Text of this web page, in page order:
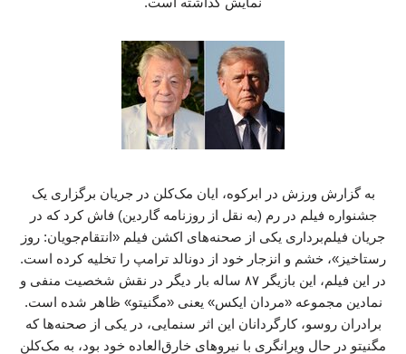
به گزارش ورزش در ابرکوه، ایان مک‌کلن در جریان برگزاری یک
جشنواره فیلم در رم (به نقل از روزنامه گاردین) فاش کرد که در
جریان فیلم‌برداری یکی از صحنه‌های اکشن فیلم «انتقام‌جویان: روز
رستاخیز»، خشم و انزجار خود از دونالد ترامپ را تخلیه کرده است.
در این فیلم، این بازیگر ۸۷ ساله بار دیگر در نقش شخصیت منفی و
نمادین مجموعه «مردان ایکس» یعنی «مگنیتو» ظاهر شده است.
برادران روسو، کارگردانان این اثر سنمایی، در یکی از صحنه‌ها که
مگنیتو در حال ویرانگری با نیروهای خارق‌العاده خود بود، به مک‌کلن